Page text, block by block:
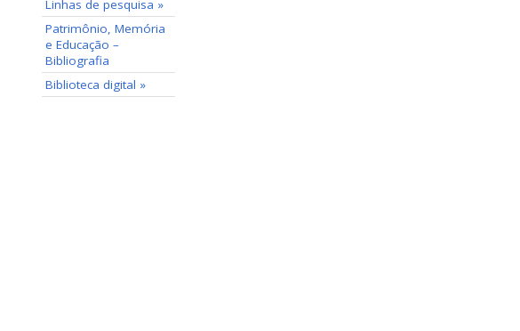
Linhas de pesquisa »
Patrimônio, Memória
e Educação –
Bibliografia
Biblioteca digital »